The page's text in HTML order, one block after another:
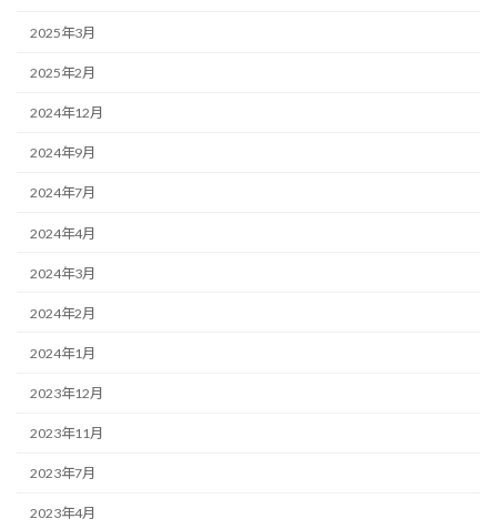
2025年3月
2025年2月
2024年12月
2024年9月
2024年7月
2024年4月
2024年3月
2024年2月
2024年1月
2023年12月
2023年11月
2023年7月
2023年4月